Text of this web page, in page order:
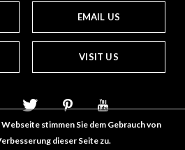
EMAIL US
VISIT US
stimmen Sie dem Gebrauch von
dieser Seite zu.